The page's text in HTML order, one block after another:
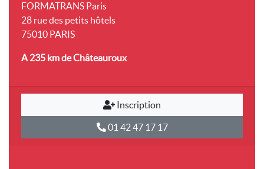
FORMATRANS Paris
28 rue des petits hôtels
75010 PARIS
A 235 kmde Châteauroux
Inscription
01 42 47 17 17